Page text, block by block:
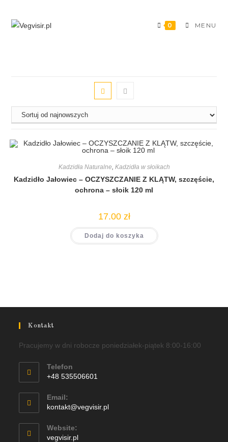
0 MENU
Kadzidła Naturalne, Kadzidła w słoikach
Kadzidło Jałowiec – OCZYSZCZANIE Z KLĄTW, szczęście,
ochrona – słoik 120 ml
17.00 zł
Dodaj do koszyka
Kontakt
Pracujemy w dni robocze poniedziałek-piątek 8:00-16:00
Telefon
+48 535506601
Email:
kontakt@vegvisir.pl
Website:
vegvisir.pl